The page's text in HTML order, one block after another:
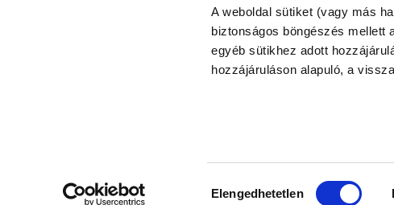
A weboldal sütiket (vagy más
biztonságos böngészés mellett
egyéb sütikhez adott
hozzájáruláson alapuló, a
Elengedhetetlen